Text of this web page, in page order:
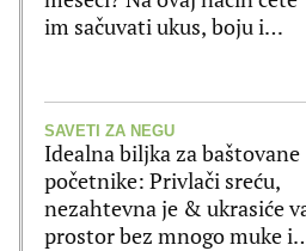
im sačuvati ukus, boju i
SAVETI ZA NEGU
Idealna biljka za baštovane
početnike: Privlači sreću,
nezahtevna je & ukrasiće
prostor bez mnogo muke i